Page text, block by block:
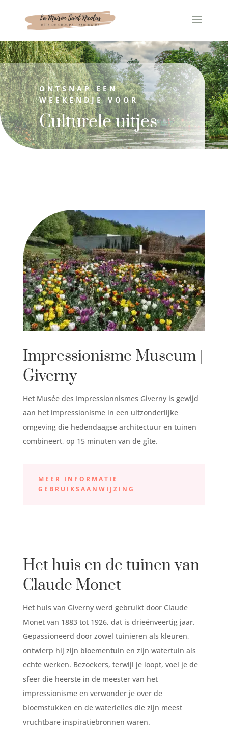
ONTSNAP EEN
WEEKENDJE VOOR
Culturele uitjes
Impressionisme Museum |
Giverny
Het Musée des Impressionnismes Giverny is gewijd
aan het impressionisme in een uitzonderlijke
omgeving die hedendaagse architectuur en tuinen
combineert, op 15 minuten van de gîte.
MEER INFORMATIE
GEBRUIKSAANWIJZING
Het huis en de tuinen van
Claude Monet
Het huis van Giverny werd gebruikt door Claude
Monet van 1883 tot 1926, dat is drieënveertig jaar.
Gepassioneerd door zowel tuinieren als kleuren,
ontwierp hij zijn bloementuin en zijn watertuin als
echte werken. Bezoekers, terwijl je loopt, voel je de
sfeer die heerste in de meester van het
impressionisme en verwonder je over de
bloemstukken en de waterlelies die zijn meest
vruchtbare inspiratiebronnen waren.